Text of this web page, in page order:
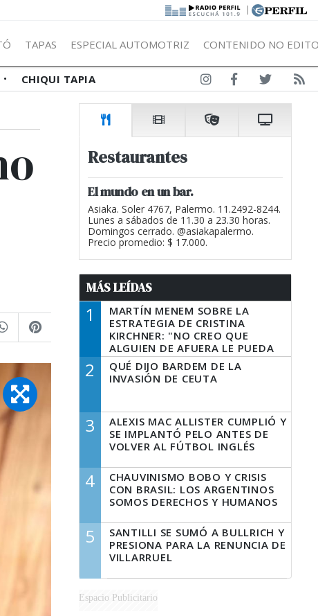
|
TAPAS ESPECIAL AUTOMOTRIZ CONTENIDO NO
CHIQUI TAPIA
Restaurantes
El mundo en un bar.
Asiaka. Soler 4767, Palermo. 11.2492-8244.
Lunes a sábados de 11.30 a 23.30 horas.
Domingos cerrado. @asiakapalermo.
Precio promedio: $ 17.000.
MÁS LEÍDAS
1
MARTÍN MENEM SOBRE LA
ESTRATEGIA DE CRISTINA
KIRCHNER: "NO CREO QUE
ALGUIEN DE AFUERA LE PUEDA
DECIR A LA JUSTICIA LO QUE
TIENE QUE HACER"
2
QUÉ DIJO BARDEM DE LA
INVASIÓN DE CEUTA
3
ALEXIS MAC ALLISTER CUMPLIÓ Y
SE IMPLANTÓ PELO ANTES DE
VOLVER AL FÚTBOL INGLÉS
4
CHAUVINISMO BOBO Y CRISIS
CON BRASIL: LOS ARGENTINOS
SOMOS DERECHOS Y HUMANOS
5
SANTILLI SE SUMÓ A BULLRICH Y
PRESIONA PARA LA RENUNCIA DE
VILLARRUEL
Espacio Publicitario